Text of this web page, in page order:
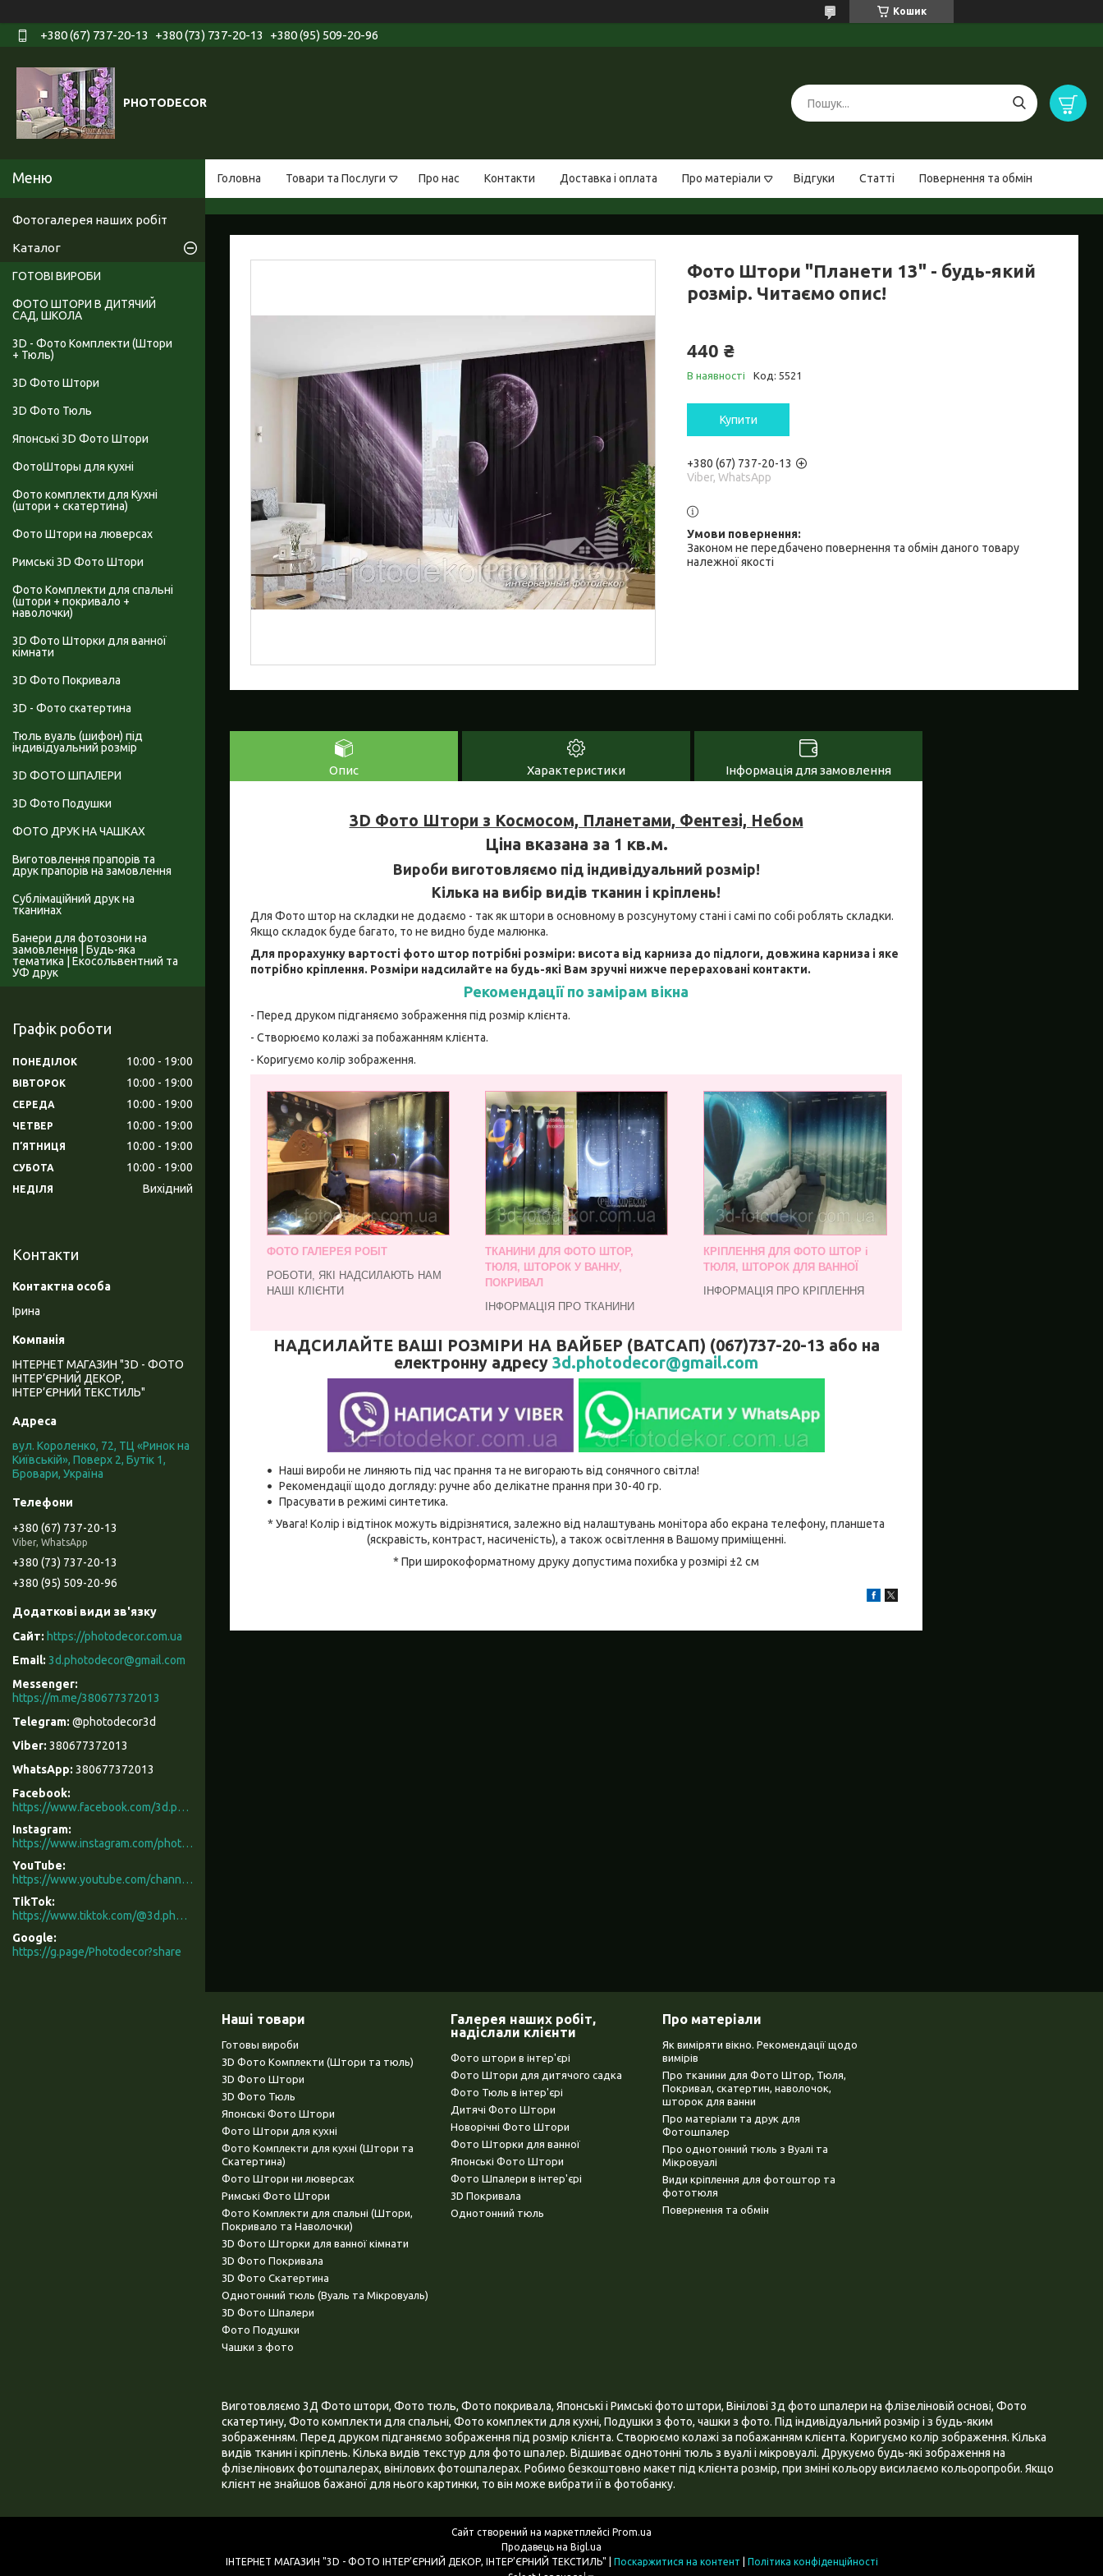
Кошик
+380 (67) 737-20-13 +380 (73) 737-20-13 +380 (95) 509-20-96
PHOTODECOR
Головна Товари та Послуги Про нас Контакти Доставка і оплата Про матеріали Відгуки Статті Повернення та обмін
Фото Штори "Планети 13" - будь-який
розмір. Читаємо опис!
440 ₴
В наявності Код: 5521
Купити
+380 (67) 737-20-13
Viber, WhatsApp
Законом не передбачено повернення та обмін даного товару
належної якості
Опис Характеристики Інформація для замовлення
3D Фото Штори з Космосом, Планетами, Фентезі, Небом
Ціна вказана за 1 кв.м.
Вироби виготовляємо під індивідуальний розмір!
Кілька на вибір видів тканин і кріплень!
Для Фото штор на складки не додаємо - так як штори в основному в розсунутому стані і самі по собі роблять складки.
Якщо складок буде багато, то не видно буде малюнка.
Для прорахунку вартості фото штор потрібні розміри: висота від карниза до підлоги, довжина карниза і яке
потрібно кріплення. Розміри надсилайте на будь-які Вам зручні нижче перераховані контакти.
Рекомендації по замірам вікна
- Перед друком підганяємо зображення під розмір клієнта.
- Створюємо колажі за побажанням клієнта.
- Коригуємо колір зображення.
ФОТО ГАЛЕРЕЯ РОБІТ
РОБОТИ, ЯКІ НАДСИЛАЮТЬ НАМ
НАШІ КЛІЄНТИ
ТКАНИНИ ДЛЯ ФОТО ШТОР,
ТЮЛЯ, ШТОРОК У ВАННУ,
ПОКРИВАЛ
ІНФОРМАЦІЯ ПРО ТКАНИНИ
КРІПЛЕННЯ ДЛЯ ФОТО ШТОР і
ТЮЛЯ, ШТОРОК ДЛЯ ВАННОЇ
ІНФОРМАЦІЯ ПРО КРІПЛЕННЯ
НАДСИЛАЙТЕ ВАШІ РОЗМІРИ НА ВАЙБЕР (ВАТСАП) (067)737-20-13 або на
електронну адресу 3d.photodecor@gmail.com
Наші вироби не линяють під час прання та не вигорають від сонячного світла!
Рекомендації щодо догляду: ручне або делікатне прання при 30-40 гр.
Прасувати в режимі синтетика.
* Увага! Колір і відтінок можуть відрізнятися, залежно від налаштувань монітора або екрана телефону, планшета
(яскравість, контраст, насиченість), а також освітлення в Вашому приміщенні.
* При широкоформатному друку допустима похибка у розмірі ±2 см
Фотогалерея наших робіт
Каталог
ГОТОВІ ВИРОБИ
ФОТО ШТОРИ В ДИТЯЧИЙ
САД, ШКОЛА
3D - Фото Комплекти (Штори
+ Тюль)
3D Фото Штори
3D Фото Тюль
Японські 3D Фото Штори
ФотоШторы для кухні
Фото комплекти для Кухні
(штори + скатертина)
Фото Штори на люверсах
Римські 3D Фото Штори
Фото Комплекти для спальні
(штори + покривало +
наволочки)
3D Фото Шторки для ванної
кімнати
3D Фото Покривала
3D - Фото скатертина
Тюль вуаль (шифон) під
індивідуальний розмір
3D ФОТО ШПАЛЕРИ
3D Фото Подушки
ФОТО ДРУК НА ЧАШКАХ
Виготовлення прапорів та
друк прапорів на замовлення
Сублімаційний друк на
тканинах
Банери для фотозони на
замовлення | Будь-яка
тематика | Екосольвентний та
УФ друк
Графік роботи
ПОНЕДІЛОК 10:00 19:00
ВІВТОРОК 10:00 19:00
СЕРЕДА 10:00 19:00
ЧЕТВЕР 10:00 19:00
ПʼЯТНИЦЯ 10:00 19:00
СУБОТА 10:00 19:00
НЕДІЛЯ Вихідний
Контакти
Ірина
ІНТЕРНЕТ МАГАЗИН "3D - ФОТО
ІНТЕР’ЄРНИЙ ДЕКОР,
ІНТЕР’ЄРНИЙ ТЕКСТИЛЬ"
вул. Короленко, 72, ТЦ «Ринок на
Київській», Поверх 2, Бутік 1,
Бровари, Україна
+380 (67) 737-20-13
Viber, WhatsApp
+380 (73) 737-20-13
+380 (95) 509-20-96
https://photodecor.com.ua
3d.photodecor@gmail.com
https://m.me/380677372013
@photodecor3d
380677372013
380677372013
Facebook
https://www.facebook.com/3d.photodecor/
Instagram
https://www.instagram.com/photodecor.com.ua/
YouTube
https://www.youtube.com/channel/UCXCUerfqRY1Pw7-IptdbqyA/videos
TikTok
https://www.tiktok.com/@3d.photodecor?is_from_webapp=1&sender_device=pc
Google
https://g.page/Photodecor?share
Наші товари
Готовы вироби
3D Фото Комплекти (Штори та тюль)
3D Фото Штори
3D Фото Тюль
Японські Фото Штори
Фото Штори для кухні
Фото Комплекти для кухні (Штори та
Скатертина)
Фото Штори ни люверсах
Римські Фото Штори
Фото Комплекти для спальні (Штори,
Покривало та Наволочки)
3D Фото Шторки для ванної кімнати
3D Фото Покривала
3D Фото Скатертина
Однотонний тюль (Вуаль та Мікровуаль)
3D Фото Шпалери
Фото Подушки
Чашки з фото
Галерея наших робіт,
надіслали клієнти
Фото штори в інтер'єрі
Фото Штори для дитячого садка
Фото Тюль в інтер'єрі
Дитячі Фото Штори
Новорічні Фото Штори
Фото Шторки для ванної
Японські Фото Штори
Фото Шпалери в інтер'єрі
3D Покривала
Однотонний тюль
Про матеріали
Як виміряти вікно. Рекомендації щодо
вимірів
Про тканини для Фото Штор, Тюля,
Покривал, скатертин, наволочок,
шторок для ванни
Про матеріали та друк для
Фотошпалер
Про однотонний тюль з Вуалі та
Мікровуалі
Види кріплення для фотоштор та
фототюля
Повернення та обмін
Виготовляємо 3Д Фото штори, Фото тюль, Фото покривала, Японські і Римські фото штори, Вінілові 3д фото шпалери на флізеліновій основі, Фото
скатертину, Фото комплекти для спальні, Фото комплекти для кухні, Подушки з фото, чашки з фото. Під індивідуальний розмір і з будь-яким
зображенням. Перед друком підганяємо зображення під розмір клієнта. Створюємо колажі за побажанням клієнта. Коригуємо колір зображення. Кілька
видів тканин і кріплень. Кілька видів текстур для фото шпалер. Відшиває однотонні тюль з вуалі і мікровуалі. Друкуємо будь-які зображення на
флізелінових фотошпалерах, вінілових фотошпалерах. Робимо безкоштовно макет під клієнта розмір, при зміні кольору висилаємо кольоропроби. Якщо
клієнт не знайшов бажаної для нього картинки, то він може вибрати її в фотобанку.
Сайт створений на маркетплейсі Prom.ua
Продавець на Bigl.ua
Поскаржитися на контент
Політика конфіденційності